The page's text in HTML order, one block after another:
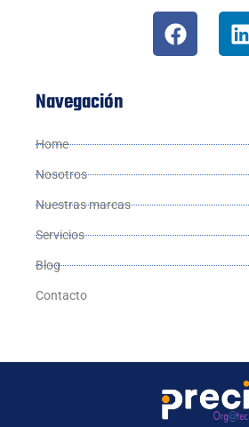
Navegación
Home
Nosotros
Nuestras marcas
Servicios
Blog
Contacto